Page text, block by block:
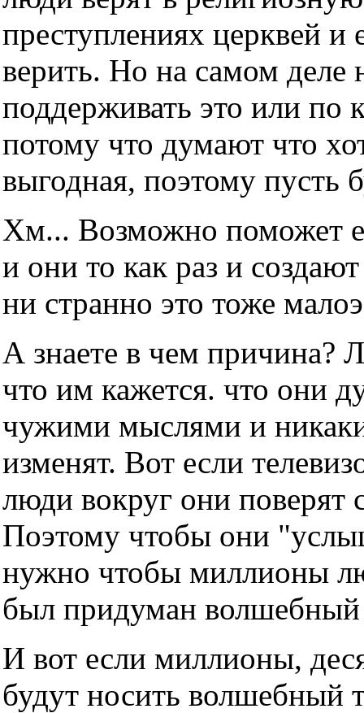
преступлениях церквей и
верить. Но на самом деле
поддерживать это или по
потому что думают что
выгодная, поэтому пусть
Хм... Возможно поможет
и они то как раз и
ни странно это тоже
А знаете в чем причина?
что им кажется. что они
чужими мыслями и
изменят. Вот если
люди вокруг они поверят
Поэтому чтобы они
нужно чтобы миллионы
был придуман волшебный
И вот если миллионы,
будут носить волшебный